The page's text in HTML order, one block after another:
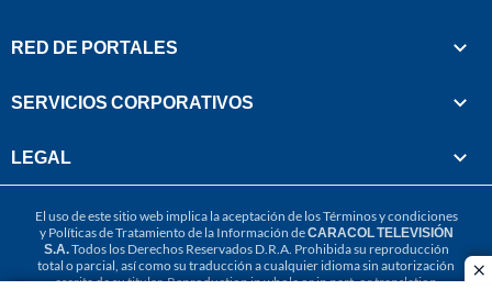
RED DE PORTALES
SERVICIOS CORPORATIVOS
LEGAL
El uso de este sitio web implica la aceptación de losTérminos y condiciones
y Políticas de Tratamiento de la Información deCARACOL TELEVISIÓN
S.A.Todos los Derechos Reservados D.R.A. Prohibida su reproducción
total o parcial, así como su traducción a cualquier idioma sin autorización
escrita de su titular. Reproduction in whole or in part, or translation